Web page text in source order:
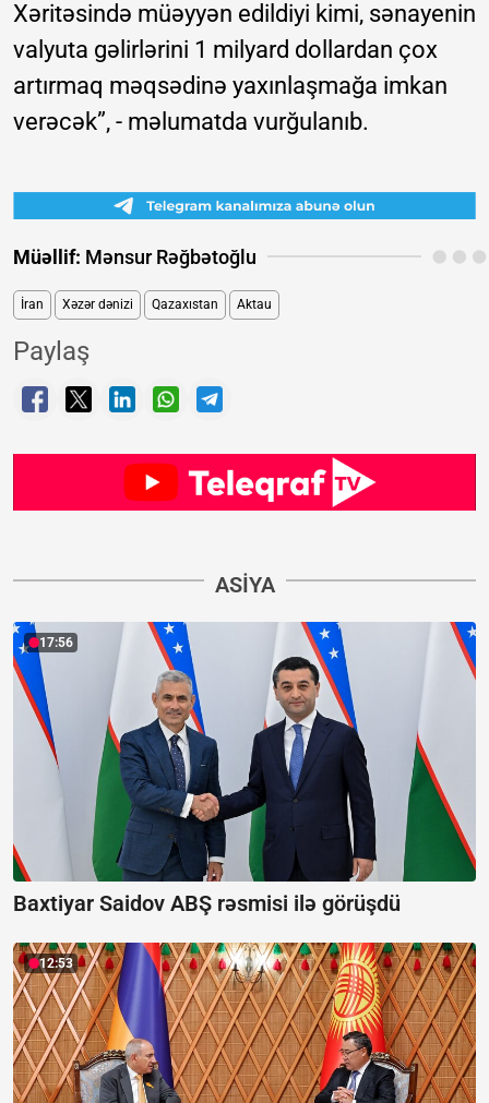
Xəritəsində müəyyən edildiyi kimi, sənayenin
valyuta gəlirlərini 1 milyard dollardan çox
artırmaq məqsədinə yaxınlaşmağa imkan
verəcək”, - məlumatda vurğulanıb.
Müəllif: Mənsur Rəğbətoğlu
İran Xəzər dənizi Qazaxıstan Aktau
Paylaş
ASIYA
17:56
Baxtiyar Saidov ABŞ rəsmisi ilə görüşdü
12:53